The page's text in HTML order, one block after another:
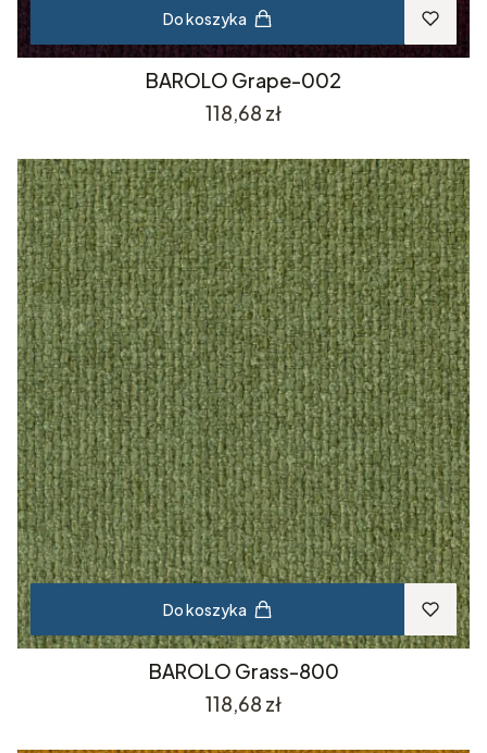
Do koszyka
BAROLO Grape-002
Cena
118,68 zł
Do koszyka
BAROLO Grass-800
Cena
118,68 zł